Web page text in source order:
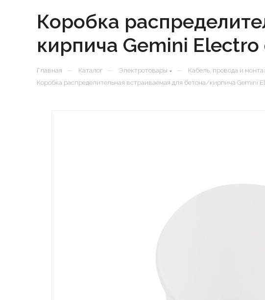
Коробка
кирпича Gemini
Главная — Каталог — Электротовары — Кабель, провода и
Коробка распределительная встраиваемая для бетона/кирпича Gemini